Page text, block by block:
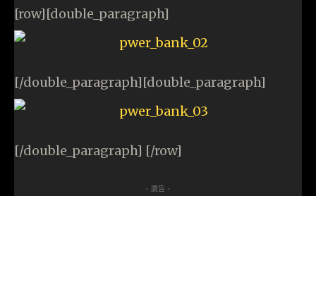
[row][double_paragraph]
[/double_paragraph][double_paragraph]
[/double_paragraph] [/row]
- 廣告 -